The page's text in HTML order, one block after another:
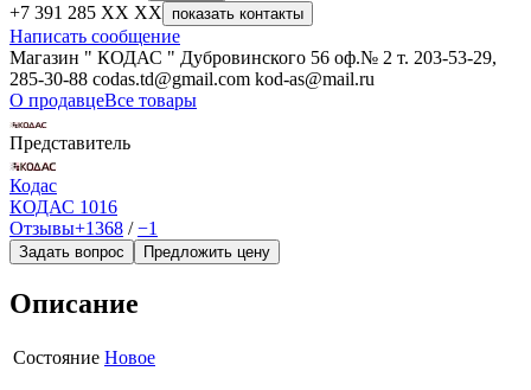
+7 391 285 XX XX
показать контакты
Написать сообщение
Магазин " КОДАС " Дубровинского 56 оф.№ 2 т. 203-53-29,
285-30-88 codas.td@gmail.com kod-as@mail.ru
О продавцеВсе товары
Представитель
Кодас
КОДАС 1016
Отзывы+1368 /−1
Задать вопрос Предложить цену
Описание
Состояние Новое